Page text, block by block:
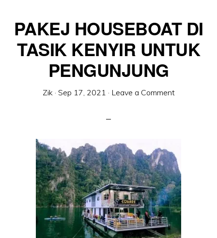
PAKEJ HOUSEBOAT DI
TASIK KENYIR UNTUK
PENGUNJUNG
Zik· Sep 17, 2021 · Leave a Comment